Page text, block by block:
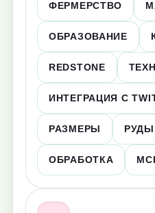
ФЕРМЕРСТВО
ОБРАЗОВАНИЕ
REDSTONE
ИНТЕГРАЦИЯ С
РАЗМЕРЫ
ОБРАБОТКА